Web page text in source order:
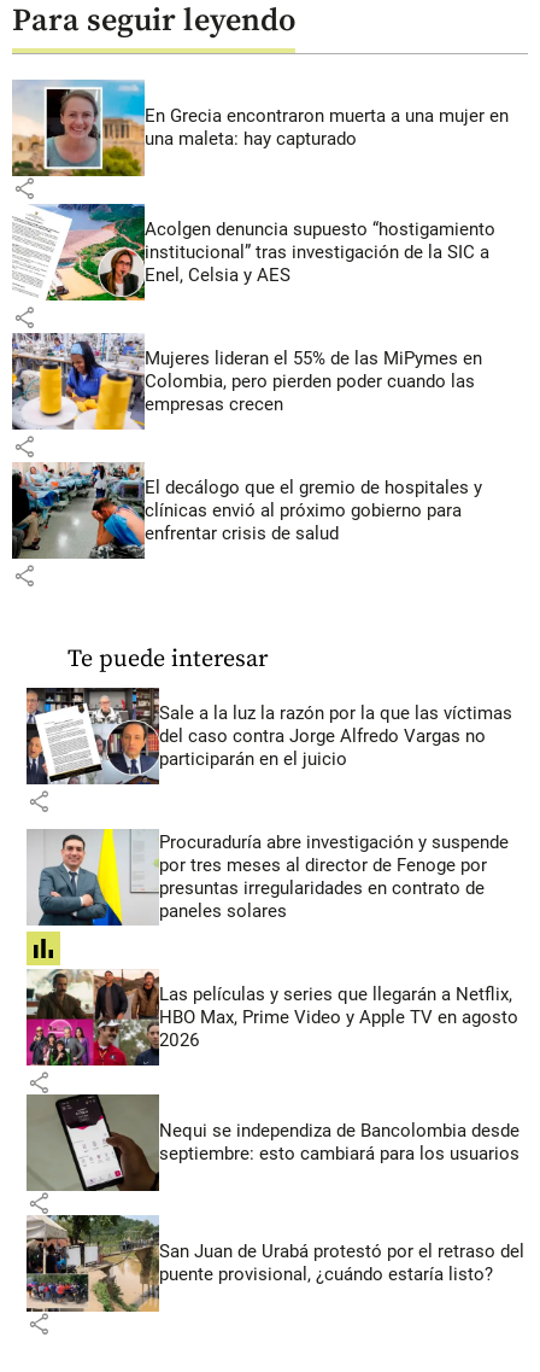
Para seguir leyendo
En Grecia encontraron muerta a una mujer en
una maleta: hay capturado
share
Acolgen denuncia supuesto “hostigamiento
institucional” tras investigación de la SIC a
Enel, Celsia y AES
share
Mujeres lideran el 55% de las MiPymes en
Colombia, pero pierden poder cuando las
empresas crecen
share
El decálogo que el gremio de hospitales y
clínicas envió al próximo gobierno para
enfrentar crisis de salud
share
Te puede interesar
Sale a la luz la razón por la que las víctimas
del caso contra Jorge Alfredo Vargas no
participarán en el juicio
share
Procuraduría abre investigación y suspende
por tres meses al director de Fenoge por
presuntas irregularidades en contrato de
paneles solares
share
Las películas y series que llegarán a Netflix,
HBO Max, Prime Video y Apple TV en agosto
2026
share
Nequi se independiza de Bancolombia desde
septiembre: esto cambiará para los usuarios
share
San Juan de Urabá protestó por el retraso del
puente provisional, ¿cuándo estaría listo?
share